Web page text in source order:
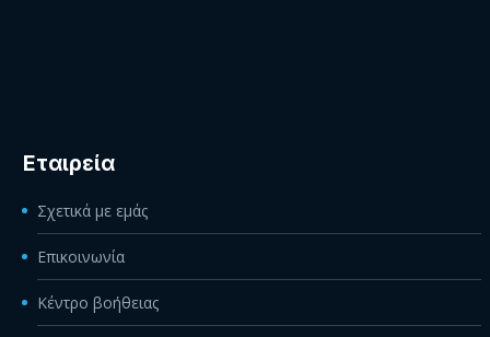
Εταιρεία
Σχετικά με εμάς
Επικοινωνία
Κέντρο βοήθειας